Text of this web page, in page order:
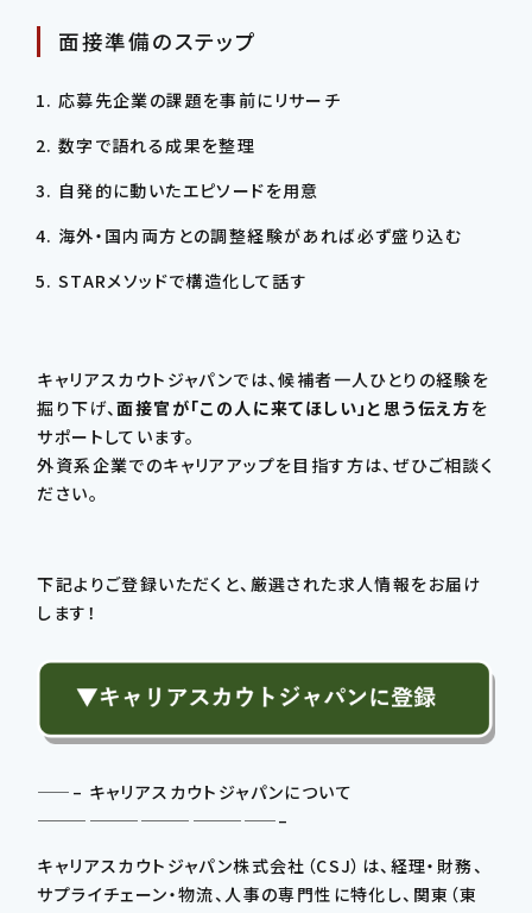
面接準備のステップ
応募先企業の課題を事前にリサーチ
数字で語れる成果を整理
自発的に動いたエピソードを用意
海外・国内両方との調整経験があれば必ず盛り込む
STARメソッドで構造化して話す
キャリアスカウトジャパンでは、候補者一人ひとりの経験を
掘り下げ、面接官が「この人に来てほしい」と思う伝え方を
サポートしています。
外資系企業でのキャリアアップを目指す方は、ぜひご相談く
ださい。
下記よりご登録いただくと、厳選された求人情報をお届け
します！
——– キャリアスカウトジャパンについて
——————————————–
キャリアスカウトジャパン株式会社（CSJ）は、経理・財務、
サプライチェーン・物流、人事の専門性に特化し、関東（東